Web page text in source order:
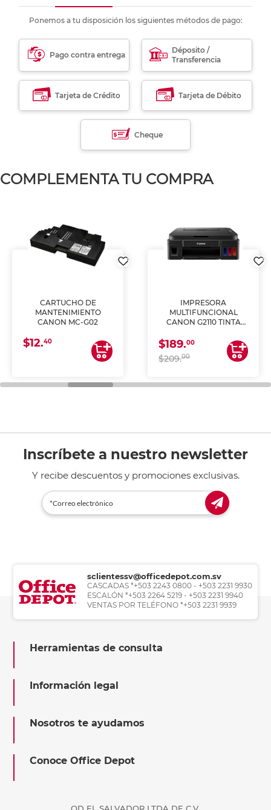
Ponemos a tu disposición los siguientes métodos de pago:
Pago contra entrega
Déposito /
Transferencia
Tarjeta de Crédito Tarjeta de Débito
Cheque
COMPLEMENTA TU COMPRA
CARTUCHO DE
MANTENIMIENTO
CANON MC-G02
$12.40
IMPRESORA
MULTIFUNCIONAL
CANON G2110 TINTA
$189.00
$209.00
Inscríbete a nuestro newsletter
Y recibe descuentos y promociones exclusivas.
sclientessv@officedepot.com.sv
CASCADAS *+503 2243 0800 - +503 2231 9930
ESCALÓN *+503 2264 5219 - +503 2231 9940
VENTAS POR TELÉFONO *+503 2231 9939
Herramientas de consulta
Información legal
Nosotros te ayudamos
Conoce Office Depot